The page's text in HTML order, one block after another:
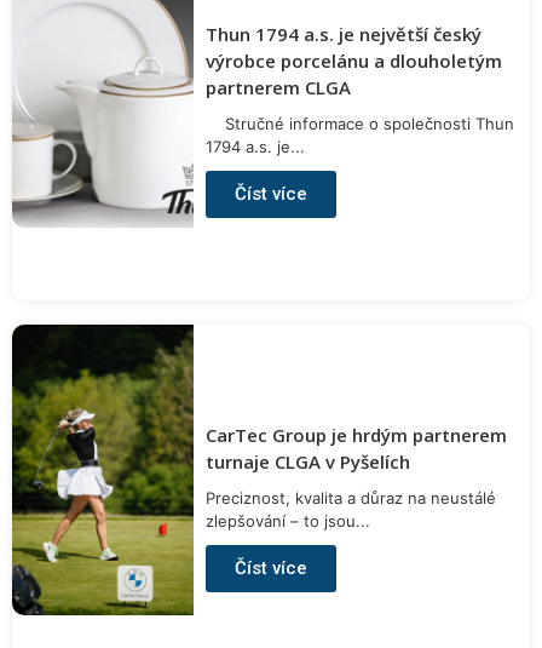
Thun 1794 a.s. je největší český
výrobce porcelánu a dlouholetým
partnerem CLGA
Stručné informace o společnosti Thun
1794 a.s. je...
Číst více
CarTec Group je hrdým partnerem
turnaje CLGA v Pyšelích
Preciznost, kvalita a důraz na neustálé
zlepšování – to jsou...
Číst více